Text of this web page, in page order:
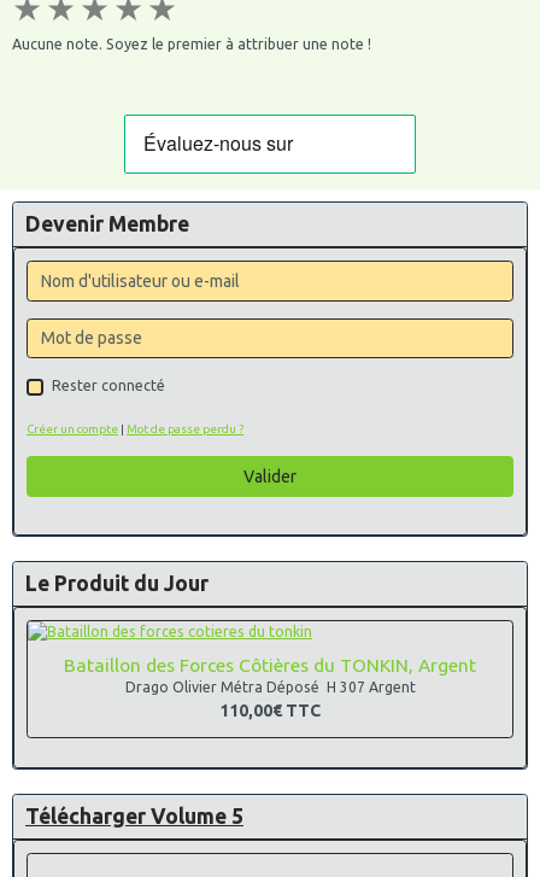
★ ★ ★ ★ ★
Aucune note. Soyez le premier à attribuer une note !
Devenir Membre
Rester connecté
Créer un compte | Mot de passe perdu ?
Valider
Le Produit du Jour
Bataillon des Forces Côtières du TONKIN, Argent
Drago Olivier Métra Déposé H 307 Argent
110,00€ TTC
Télécharger Volume 5